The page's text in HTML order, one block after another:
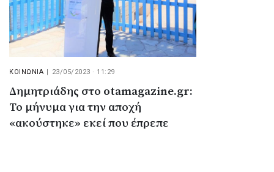
ΚΟΙΝΩΝΙΑ | 23/05/2023 · 11:29
Δημητριάδης στο otamagazine.gr:
Το μήνυμα για την αποχή
«ακούστηκε» εκεί που έπρεπε